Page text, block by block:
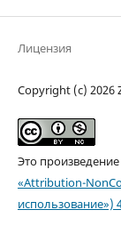
Лицензия
Copyright (c) 2026
Это
«Attribution-
использование»)